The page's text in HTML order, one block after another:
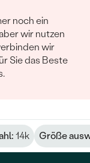
noch ein
wir nutzen
wir
Sie das Beste
14k Größe